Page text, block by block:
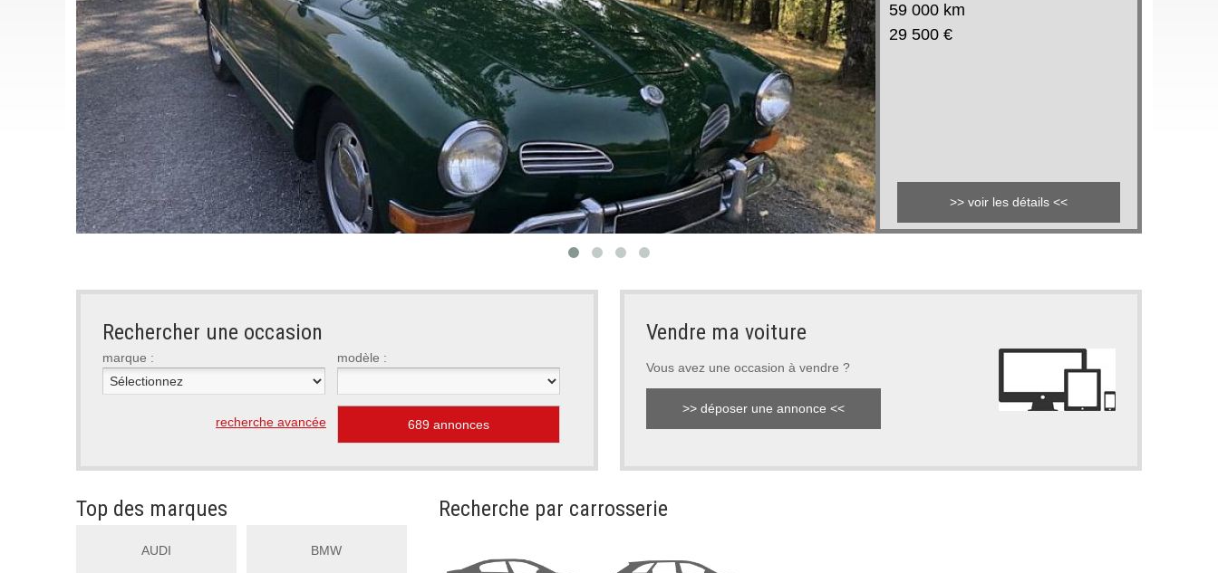
59 000 km
29 500 €
>> voir les détails <<
Rechercher une occasion
marque : modèle :
recherche avancée
Vendre ma voiture
Vous avez une occasion à vendre ?
>> déposer une annonce <<
Top des marques
AUDI BMW
Recherche par carrosserie